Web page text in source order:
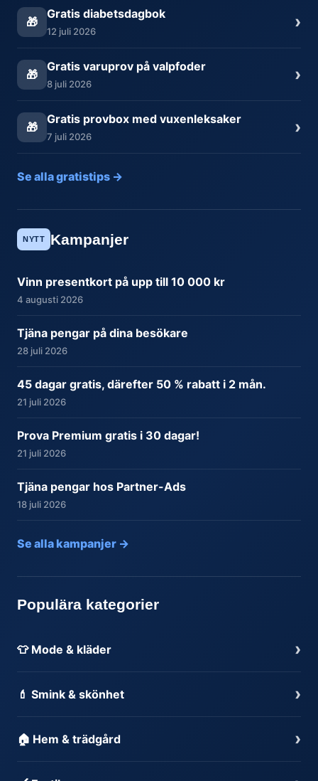
🎁
Gratis diabetsdagbok
12 juli 2026 ›
🎁
Gratis varuprov på valpfoder
8 juli 2026 ›
🎁
Gratis provbox med vuxenleksaker
7 juli 2026 ›
Se alla gratistips →
NYTT Kampanjer
Vinn presentkort på upp till 10 000 kr
4 augusti 2026
Tjäna pengar på dina besökare
28 juli 2026
45 dagar gratis, därefter 50 % rabatt i 2 mån.
21 juli 2026
Prova Premium gratis i 30 dagar!
21 juli 2026
Tjäna pengar hos Partner-Ads
18 juli 2026
Se alla kampanjer →
Populära kategorier
👕 Mode & kläder ›
💄 Smink & skönhet ›
🏠 Hem & trädgård ›